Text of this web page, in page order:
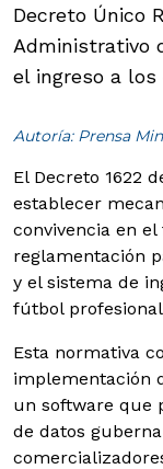
Decreto Único
Administrativo
el ingreso a
Autoría: Prensa
El Decreto 1622
establecer
convivencia en
reglamentación
y el sistema de
fútbol
Esta normativa
implementación
un software que
de datos